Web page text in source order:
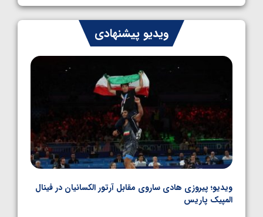
1405/05/07
ایران چشم به راه چهار مدال در پنج وزن دوم
کشتی فرنگی نوجوانان جهان
1405/05/06
ویدیو پیشنهادی
ویدیو؛ پیروزی هادی ساروی مقابل آرتور الکسانیان در فینال
المپیک پاریس